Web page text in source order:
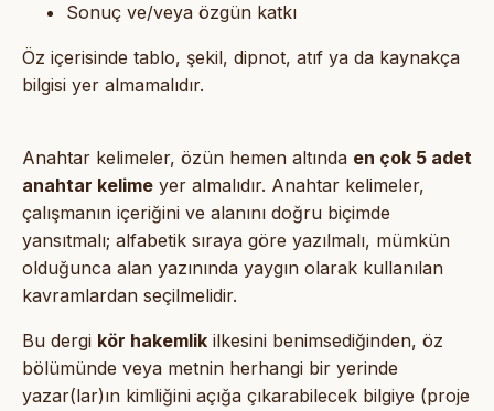
Sonuç ve/veya özgün katkı
Öz içerisinde tablo, şekil, dipnot, atıf ya da kaynakça
bilgisi yer almamalıdır.
Anahtar kelimeler, özün hemen altında en çok 5 adet
anahtar kelime yer almalıdır. Anahtar kelimeler,
çalışmanın içeriğini ve alanını doğru biçimde
yansıtmalı; alfabetik sıraya göre yazılmalı, mümkün
olduğunca alan yazınında yaygın olarak kullanılan
kavramlardan seçilmelidir.
Bu dergi kör hakemlik ilkesini benimsediğinden, öz
bölümünde veya metnin herhangi bir yerinde
yazar(lar)ın kimliğini açığa çıkarabilecek bilgiye (proje